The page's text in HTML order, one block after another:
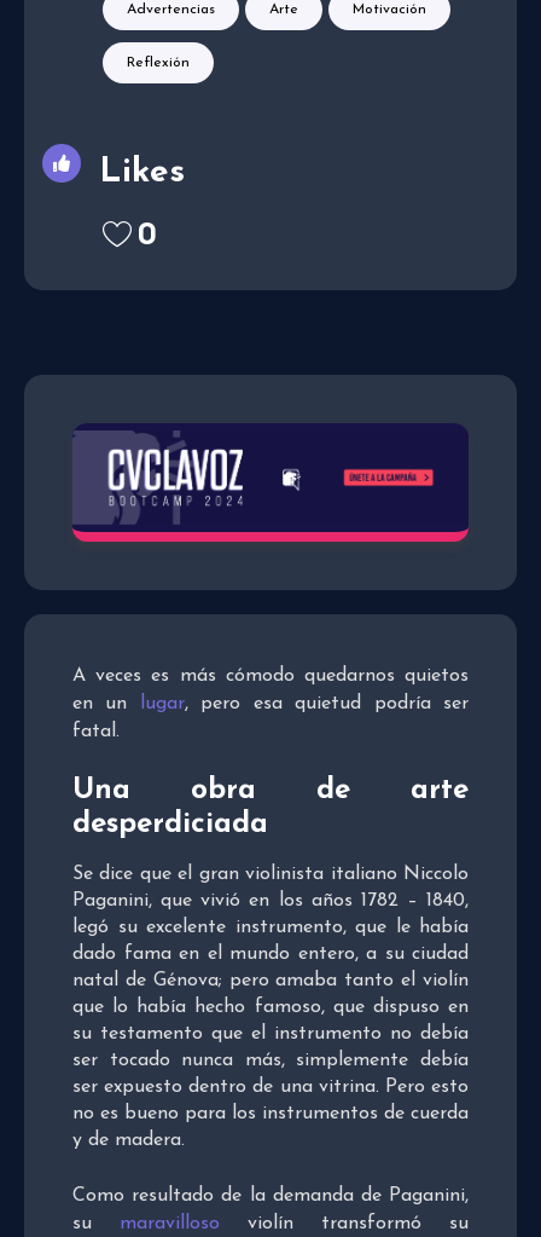
A veces es más cómodo quedarnos quietos
en un
lugar, pero esa quietud podría ser
fatal.
Una obra de arte
desperdiciada
Se dice que el gran violinista italiano Niccolo
Paganini, que vivió en los años 1782 – 1840,
legó su excelente instrumento, que le había
dado fama en el mundo entero, a su ciudad
natal de Génova; pero amaba tanto el violín
que lo había hecho famoso, que dispuso en
su testamento que el instrumento no debía
ser tocado nunca más, simplemente debía
ser expuesto dentro de una vitrina. Pero esto
no es bueno para los instrumentos de cuerda
y de madera.
Como resultado de la demanda de Paganini,
su maravilloso violín transformó su
Advertencias Arte Motivación
Reflexión
Likes
0